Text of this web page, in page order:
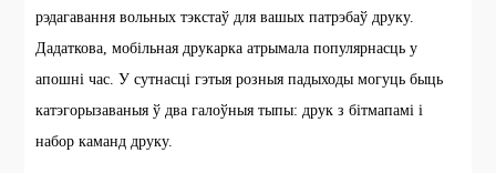
рэдагавання вольных тэкстаў для вашых патрэбаў друку.
Дадаткова, мобільная друкарка атрымала популярнасць у
апошні час. У сутнасці гэтыя розныя падыходы могуць быць
катэгорызаваныя ў два галоўныя тыпы: друк з бітмапамі і
набор каманд друку.